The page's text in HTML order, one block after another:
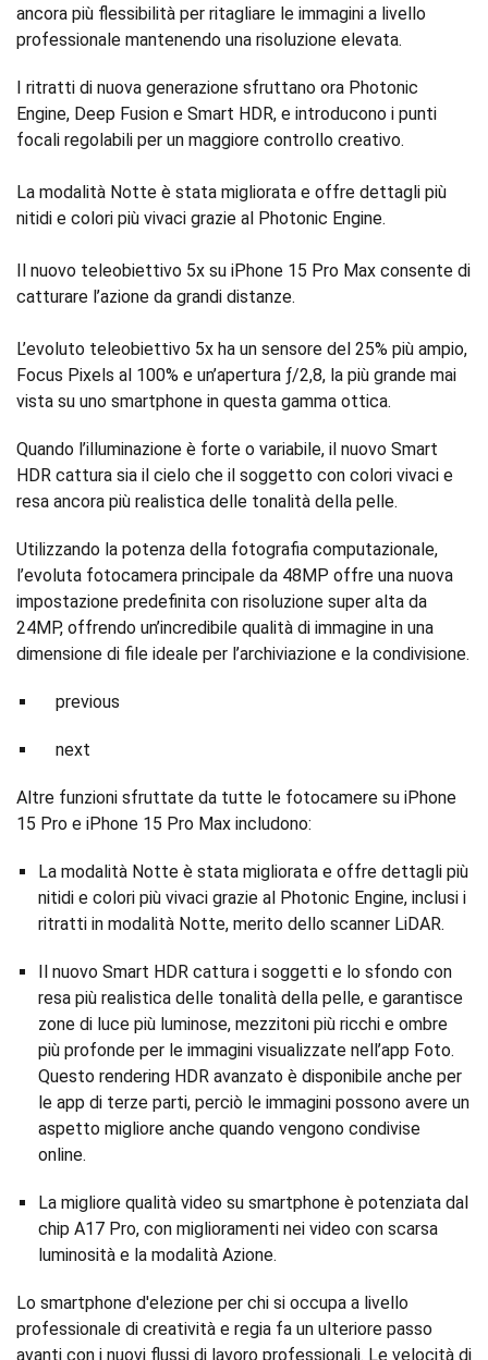
ancora più flessibilità per ritagliare le immagini a livello
professionale mantenendo una risoluzione elevata.
I ritratti di nuova generazione sfruttano ora Photonic
Engine, Deep Fusion e Smart HDR, e introducono i punti
focali regolabili per un maggiore controllo creativo.
La modalità Notte è stata migliorata e offre dettagli più
nitidi e colori più vivaci grazie al Photonic Engine.
Il nuovo teleobiettivo 5x su iPhone 15 Pro Max consente di
catturare l’azione da grandi distanze.
L’evoluto teleobiettivo 5x ha un sensore del 25% più ampio,
Focus Pixels al 100% e un’apertura ƒ/2,8, la più grande mai
vista su uno smartphone in questa gamma ottica.
Quando l’illuminazione è forte o variabile, il nuovo Smart
HDR cattura sia il cielo che il soggetto con colori vivaci e
resa ancora più realistica delle tonalità della pelle.
Utilizzando la potenza della fotografia computazionale,
l’evoluta fotocamera principale da 48MP offre una nuova
impostazione predefinita con risoluzione super alta da
24MP, offrendo un’incredibile qualità di immagine in una
dimensione di file ideale per l’archiviazione e la condivisione.
previous
next
Altre funzioni sfruttate da tutte le fotocamere su iPhone
15 Pro e iPhone 15 Pro Max includono:
La modalità Notte è stata migliorata e offre dettagli più
nitidi e colori più vivaci grazie al Photonic Engine, inclusi i
ritratti in modalità Notte, merito dello scanner LiDAR.
Il nuovo Smart HDR cattura i soggetti e lo sfondo con
resa più realistica delle tonalità della pelle, e garantisce
zone di luce più luminose, mezzitoni più ricchi e ombre
più profonde per le immagini visualizzate nell’app Foto.
Questo rendering HDR avanzato è disponibile anche per
le app di terze parti, perciò le immagini possono avere un
aspetto migliore anche quando vengono condivise
online.
La migliore qualità video su smartphone è potenziata dal
chip A17 Pro, con miglioramenti nei video con scarsa
luminosità e la modalità Azione.
Lo smartphone d'elezione per chi si occupa a livello
professionale di creatività e regia fa un ulteriore passo
avanti con i nuovi flussi di lavoro professionali. Le velocità di